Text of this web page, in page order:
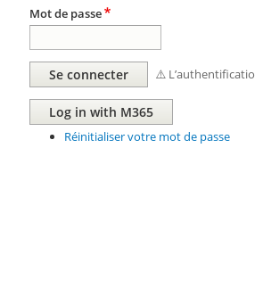
Mot de passe
⚠️
Réinitialiser votre mot de passe